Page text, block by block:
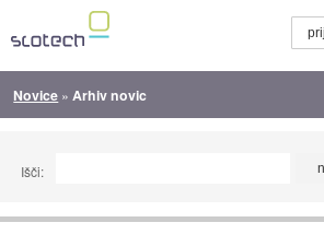
Novice » Arhiv novic
Išči: